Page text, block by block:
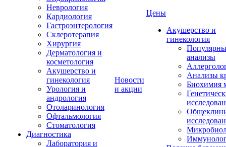
Неврология
Кардиология
Гастроэнтерология
Склеротерапия
Хирургия
Дерматология и
косметология
Акушерство и
гинекология
Урология и
андрология
Отоларинология
Офтальмология
Стоматология
Диагностика
Лаборатория и
Новости
и акции
Цены
Акушерство и
гинекология
анализы
Анализы
Биохимия